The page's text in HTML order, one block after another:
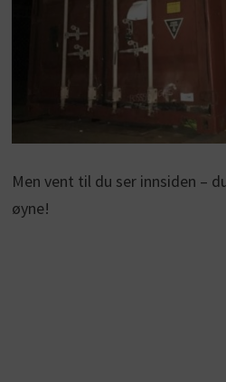
Men vent til du ser innsiden –
øyne!